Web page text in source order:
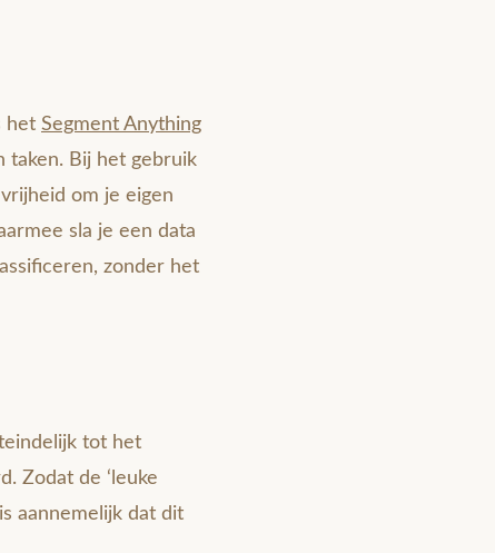
het Segment Anything
taken. Bij het gebruik
om je eigen
sla je een data
zonder het
tot het
Zodat de ‘leuke
aannemelijk dat dit